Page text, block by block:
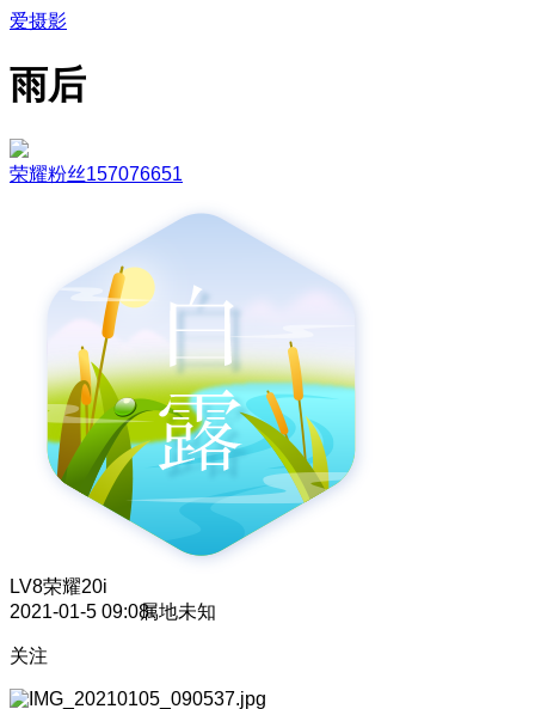
爱摄影
雨后
荣耀粉丝157076651
LV8荣耀20i
2021-01-5 09:08属地未知
关注